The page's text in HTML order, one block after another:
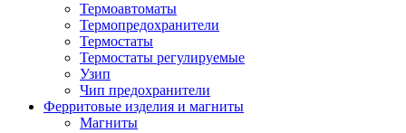
Термоавтоматы
Термопредохранители
Термостаты
Термостаты регулируемые
Узип
Чип предохранители
Ферритовые изделия и магниты
Магниты